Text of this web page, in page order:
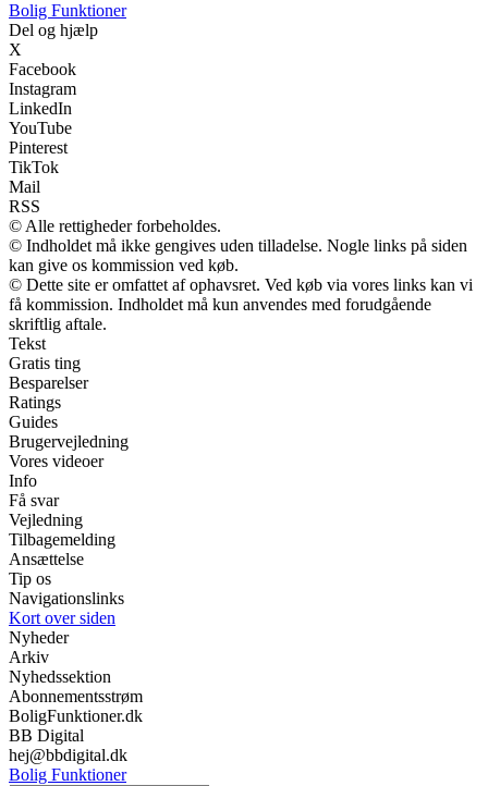
Bolig Funktioner
Del og hjælp
X
Facebook
Instagram
LinkedIn
YouTube
Pinterest
TikTok
Mail
RSS
© Alle rettigheder forbeholdes.
© Indholdet må ikke gengives uden tilladelse. Nogle links på siden
kan give os kommission ved køb.
© Dette site er omfattet af ophavsret. Ved køb via vores links kan vi
få kommission. Indholdet må kun anvendes med forudgående
skriftlig aftale.
Tekst
Gratis ting
Besparelser
Ratings
Guides
Brugervejledning
Vores videoer
Info
Få svar
Vejledning
Tilbagemelding
Ansættelse
Tip os
Navigationslinks
Kort over siden
Nyheder
Arkiv
Nyhedssektion
Abonnementsstrøm
BoligFunktioner.dk
BB Digital
hej@bbdigital.dk
Bolig Funktioner